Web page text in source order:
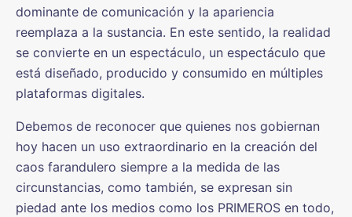
dominante de comunicación y la apariencia
reemplaza a la sustancia. En este sentido, la realidad
se convierte en un espectáculo, un espectáculo que
está diseñado, producido y consumido en múltiples
plataformas digitales.
Debemos de reconocer que quienes nos gobiernan
hoy hacen un uso extraordinario en la creación del
caos farandulero siempre a la medida de las
circunstancias, como también, se expresan sin
piedad ante los medios como los PRIMEROS en todo,